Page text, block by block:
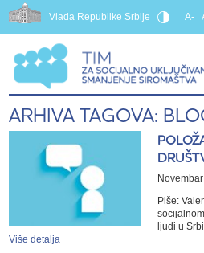
Vlada Republike Srbije A-
ARHIVA TAGOVA:
Piše:
ljudi u
Više detalja